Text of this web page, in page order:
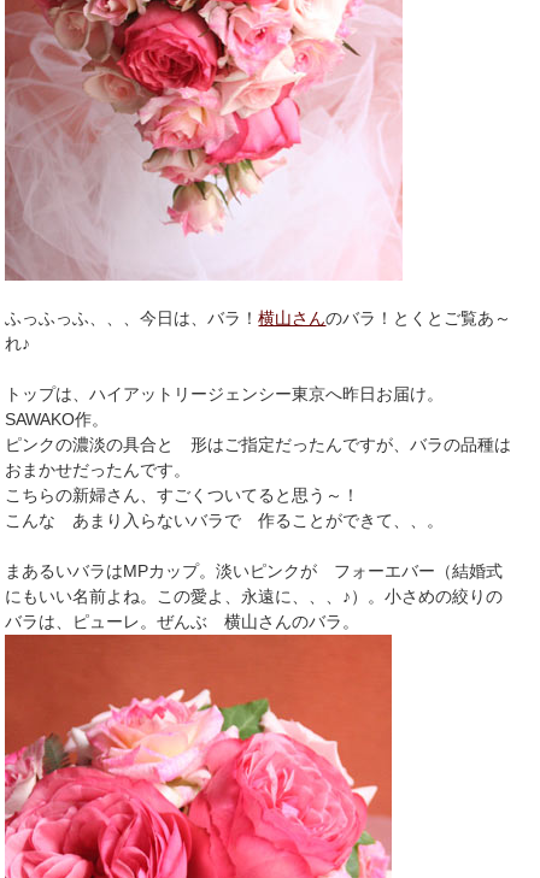
ふっふっふ、、、今日は、バラ！横山さんのバラ！とくとご覧あ～
れ♪
トップは、ハイアットリージェンシー東京へ昨日お届け。
SAWAKO作。
ピンクの濃淡の具合と 形はご指定だったんですが、バラの品種は
おまかせだったんです。
こちらの新婦さん、すごくついてると思う～！
こんな あまり入らないバラで 作ることができて、、。
まあるいバラはMPカップ。淡いピンクが フォーエバー（結婚式
にもいい名前よね。この愛よ、永遠に、、、♪）。小さめの絞りの
バラは、ピューレ。ぜんぶ 横山さんのバラ。